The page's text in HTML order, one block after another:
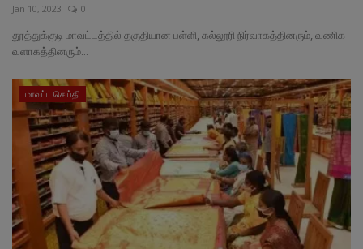
Jan 10, 2023 0
தூத்துக்குடி மாவட்டத்தில் தகுதியான பள்ளி, கல்லூரி நிர்வாகத்தினரும், வணிக
வளாகத்தினரும்...
மாவட்ட செய்தி